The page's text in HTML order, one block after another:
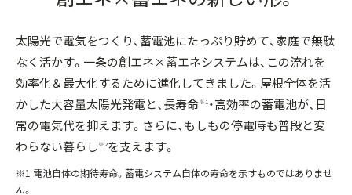
太陽光で電気をつくり、蓄電池にたっぷり貯めて、家庭で無駄
なく活かす。一条の創エネ×蓄エネシステムは、この流れを
効率化＆最大化するために進化してきました。屋根全体を活
かした大容量太陽光発電と、長寿命※1 ・高効率の蓄電池が、日
常の電気代を抑えます。さらに、もしもの停電時も普段と変
わらない暮らし※2を支えます。
※1 電池自体の期待寿命。蓄電システム自体の寿命を示すものではありませ
ん。